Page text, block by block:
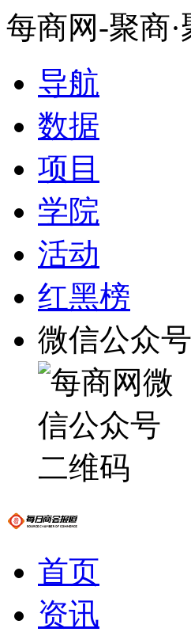
每商网-聚商
导航
数据
项目
学院
活动
红黑榜
微信公众号
首页
资讯